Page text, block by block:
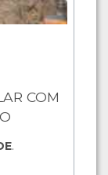
COM
.